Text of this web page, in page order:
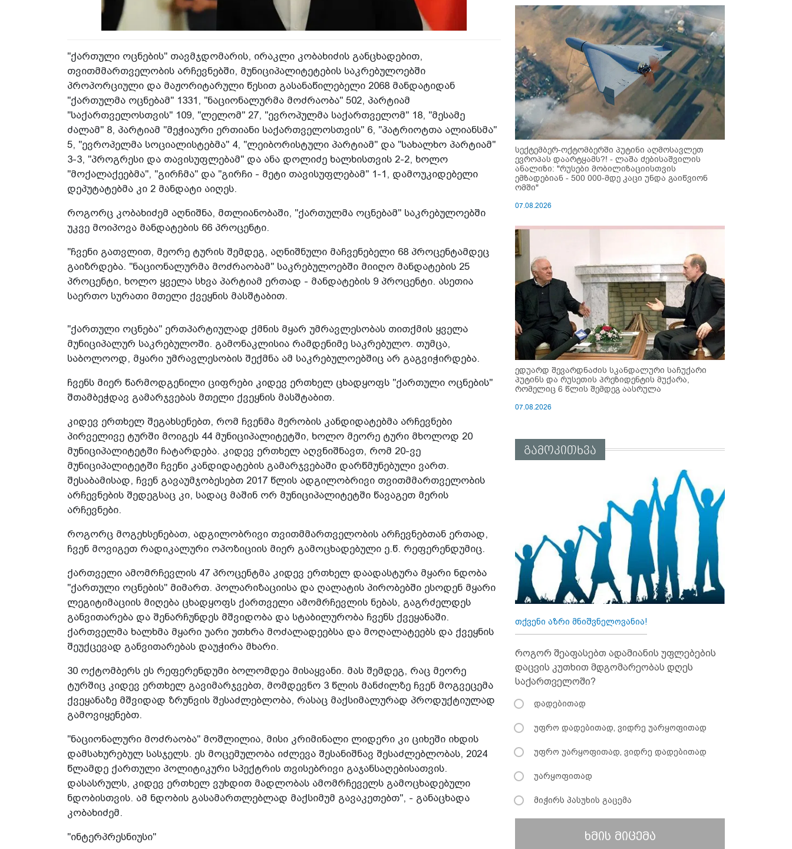
"ქართული ოცნების" თავმჯდომარის, ირაკლი კობახიძის განცხადებით,
თვითმმართველობის არჩევნებში, მუნიციპალიტეტების საკრებულოებში
პროპორციული და მაჟორიტარული წესით გასანაწილებელი 2068 მანდატიდან
"ქართულმა ოცნებამ" 1331, "ნაციონალურმა მოძრაობა" 502, პარტიამ
"საქართველოსთვის" 109, "ლელომ" 27, "ევროპულმა საქართველომ" 18, "მესამე
ძალამ" 8, პარტიამ "მეჭიაური ერთიანი საქართველოსთვის" 6, "პატრიოტთა ალიანსმა"
5, "ევროპელმა სოციალისტებმა" 4, "ლეიბორისტული პარტიამ" და "სახალხო პარტიამ"
3-3, "პროგრესი და თავისუფლებამ" და ანა დოლიძე ხალხისთვის 2-2, ხოლო
"მოქალაქეებმა", "გირჩმა" და "გირჩი - მეტი თავისუფლებამ" 1-1, დამოუკიდებელი
დეპუტატებმა კი 2 მანდატი აიღეს.
როგორც კობახიძემ აღნიშნა, მთლიანობაში, "ქართულმა ოცნებამ" საკრებულოებში
უკვე მოიპოვა მანდატების 66 პროცენტი.
"ჩვენი გათვლით, მეორე ტურის შემდეგ, აღნიშნული მაჩვენებელი 68 პროცენტამდეც
გაიზრდება. "ნაციონალურმა მოძრაობამ" საკრებულოებში მიიღო მანდატების 25
პროცენტი, ხოლო ყველა სხვა პარტიამ ერთად - მანდატების 9 პროცენტი. ასეთია
საერთო სურათი მთელი ქვეყნის მასშტაბით.
"ქართული ოცნება" ერთპარტიულად ქმნის მყარ უმრავლესობას თითქმის ყველა
მუნიციპალურ საკრებულოში. გამონაკლისია რამდენიმე საკრებულო. თუმცა,
საბოლოოდ, მყარი უმრავლესობის შექმნა ამ საკრებულოებშიც არ გაგვიჭირდება.
ჩვენს მიერ წარმოდგენილი ციფრები კიდევ ერთხელ ცხადყოფს "ქართული ოცნების"
შთამბეჭდავ გამარჯვებას მთელი ქვეყნის მასშტაბით.
კიდევ ერთხელ შეგახსენებთ, რომ ჩვენმა მერობის კანდიდატებმა არჩევნები
პირველივე ტურში მოიგეს 44 მუნიციპალიტეტში, ხოლო მეორე ტური მხოლოდ 20
მუნიციპალიტეტში ჩატარდება. კიდევ ერთხელ აღვნიშნავთ, რომ 20-ვე
მუნიციპალიტეტში ჩვენი კანდიდატების გამარჯვებაში დარწმუნებული ვართ.
შესაბამისად, ჩვენ გავაუმჯობესებთ 2017 წლის ადგილობრივი თვითმმართველობის
არჩევნების შედეგსაც კი, სადაც მაშინ ორ მუნიციპალიტეტში წავაგეთ მერის
არჩევნები.
როგორც მოგეხსენებათ, ადგილობრივი თვითმმართველობის არჩევნებთან ერთად,
ჩვენ მოვიგეთ რადიკალური ოპოზიციის მიერ გამოცხადებული ე.წ. რეფერენდუმიც.
ქართველი ამომრჩევლის 47 პროცენტმა კიდევ ერთხელ დაადასტურა მყარი ნდობა
"ქართული ოცნების" მიმართ. პოლარიზაციისა და ღალატის პირობებში ესოდენ მყარი
ლეგიტიმაციის მიღება ცხადყოფს ქართველი ამომრჩევლის ნებას, გაგრძელდეს
განვითარება და შენარჩუნდეს მშვიდობა და სტაბილურობა ჩვენს ქვეყანაში.
ქართველმა ხალხმა მყარი უარი უთხრა მოძალადეებსა და მოღალატეებს და ქვეყნის
შეუქცევად განვითარებას დაუჭირა მხარი.
30 ოქტომბერს ეს რეფერენდუმი ბოლომდეა მისაყვანი. მას შემდეგ, რაც მეორე
ტურშიც კიდევ ერთხელ გავიმარჯვებთ, მომდევნო 3 წლის მანძილზე ჩვენ მოგვეცემა
ქვეყანაზე მშვიდად ზრუნვის შესაძლებლობა, რასაც მაქსიმალურად პროდუქტიულად
გამოვიყენებთ.
"ნაციონალური მოძრაობა" მოშლილია, მისი კრიმინალი ლიდერი კი ციხეში იხდის
დამსახურებულ სასჯელს. ეს მოცემულობა იძლევა შესანიშნავ შესაძლებლობას, 2024
წლამდე ქართული პოლიტიკური სპექტრის თვისებრივი გაჯანსაღებისათვის.
დასასრულს, კიდევ ერთხელ ვუხდით მადლობას ამომრჩეველს გამოცხადებული
ნდობისთვის. ამ ნდობის გასამართლებლად მაქსიმუმ გავაკეთებთ", - განაცხადა
კობახიძემ.
"ინტერპრესნიუსი"
სექტემბერ-ოქტომბერში პუტინი აღმოსავლეთ
ევროპას დაარტყამს?! - ლაშა ძებისაშვილის
ანალიზი: "რუსები მობი­ლიზაციისთვის
ემზადებიან - 500 000-მდე კაცი უნდა გაიწვიონ
ომში"
07.08.2026
ედუარდ შევარდნაძის სკანდალური საჩუქარი
პუტინს და რუსეთის პრეზიდენტის მუქარა,
რომელიც 6 წლის შემდეგ აასრულა
07.08.2026
გამოკითხვა
თქვენი აზრი მნიშვნელოვანია!
როგორ შეაფასებთ ადამიანის უფლებების
დაცვის კუთხით მდგომარეობას დღეს
საქართველოში?
დადებითად
უფრო დადებითად, ვიდრე უარყოფითად
უფრო უარყოფითად, ვიდრე დადებითად
უარყოფითად
მიჭირს პასუხის გაცემა
ხმის მიცემა